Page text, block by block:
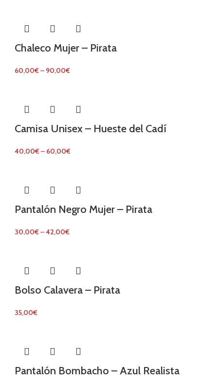
Chaleco Mujer – Pirata
60,00€– 90,00€
Camisa Unisex – Hueste del Cadí
40,00€– 60,00€
Pantalón Negro Mujer – Pirata
30,00€–42,00€
Bolso Calavera – Pirata
35,00€
Pantalón Bombacho – Azul Realista